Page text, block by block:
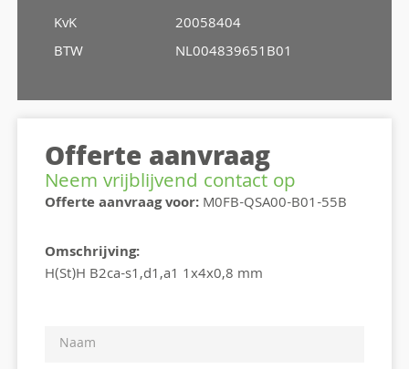
KvK
BTW
20058404
NL004839651B01
Offerte aanvraag
Neem vrijblijvend contact op
Offerte aanvraag voor:M0FB-QSA00-B01-55B
Omschrijving:
H(St)H B2ca-s1,d1,a1 1x4x0,8 mm